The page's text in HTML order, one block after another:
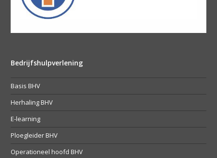
Bedrijfshulpverlening
Basis BHV
Herhaling BHV
E-learning
Ploegleider BHV
Operationeel hoofd BHV